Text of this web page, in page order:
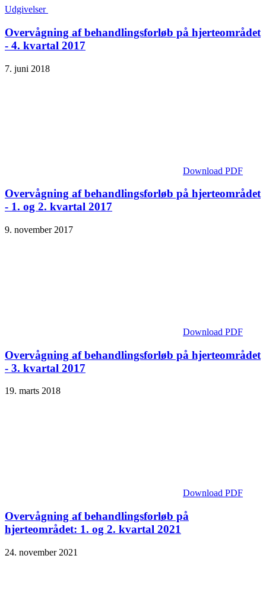
Udgivelser
Overvågning af behandlingsforløb på hjerteområdet
- 4. kvartal 2017
7. juni 2018
Download PDF
Overvågning af behandlingsforløb på hjerteområdet
- 1. og 2. kvartal 2017
9. november 2017
Download PDF
Overvågning af behandlingsforløb på hjerteområdet
- 3. kvartal 2017
19. marts 2018
Download PDF
Overvågning af behandlingsforløb på
hjerteområdet: 1. og 2. kvartal 2021
24. november 2021